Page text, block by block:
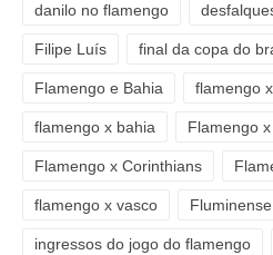
danilo no flamengo
Filipe Luís final da copa do
Flamengo e Bahia flamengo
flamengo x bahia Flamengo
Flamengo x Corinthians
flamengo x vasco Fluminense
ingressos do jogo do flamengo